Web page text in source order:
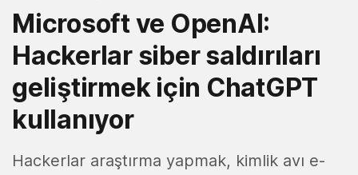
Microsoft ve OpenAI:
Hackerlar siber saldırıları
geliştirmek için ChatGPT
kullanıyor
Hackerlar araştırma yapmak, kimlik avı e-